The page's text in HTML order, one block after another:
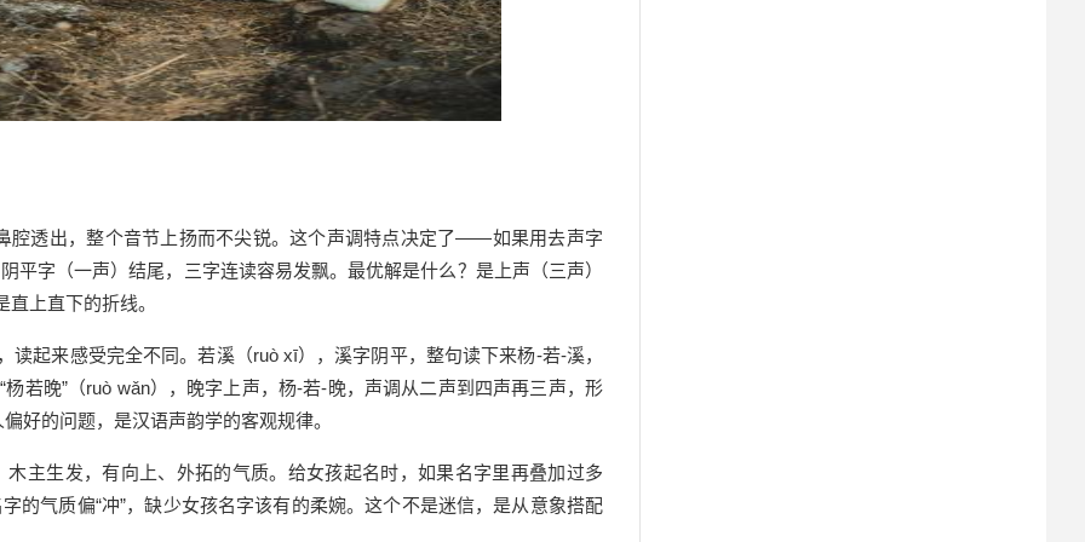
腔透出，整个音节上扬而不尖锐。这个声调特点决定了——如果用去声字
平字（一声）结尾，三字连读容易发飘。最优解是什么？是上声（三声）
上直下的折线。
读起来感受完全不同。若溪（ruò xī），溪字阴平，整句读下来杨-若-溪，
若晚”（ruò wǎn），晚字上声，杨-若-晚，声调从二声到四声再三声，形
好的问题，是汉语声韵学的客观规律。
主生发，有向上、外拓的气质。给女孩起名时，如果名字里再叠加过多
的气质偏“冲”，缺少女孩名字该有的柔婉。这个不是迷信，是从意象搭配